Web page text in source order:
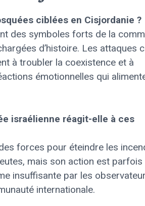
ciblées en Cisjordanie ?
des symboles forts de la
d’histoire. Les attaques
à troubler la coexistence et à
émotionnelles qui
israélienne réagit-elle à ces
forces pour éteindre les
mais son action est parfois
insuffisante par les
internationale.